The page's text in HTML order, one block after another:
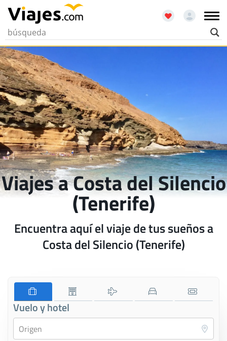
Viajes a Costa del Silencio
(Tenerife)
Encuentra aquí el viaje de tus sueños a
Costa del Silencio (Tenerife)
Vuelo y hotel